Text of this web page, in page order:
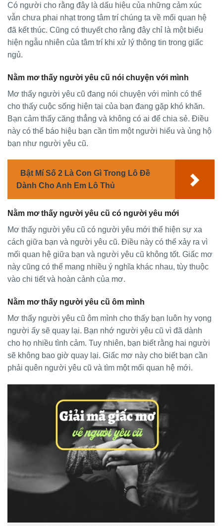
Có người cho rằng đây là dấu hiệu của những cảm xúc
vẫn chưa phai nhạt trong tâm trí chúng ta về mối quan hệ
đã kết thúc. Cũng có thuyết cho rằng đây chỉ là một biểu
hiện ngẫu nhiên của tâm trí khi xử lý thông tin trong giấc
ngủ.
Nằm mơ thấy người yêu cũ nói chuyện với mình
Mơ thấy người yêu cũ đang nói chuyện với mình có thể
cho thấy cuộc sống hiện tại của bạn đang gặp khó khăn.
Bạn cảm thấy căng thẳng và không có ai để chia sẻ. Điều
này có thể báo hiệu bạn cần tìm một người hiểu và ủng hộ
bạn như người yêu cũ.
Bật Mí Số 2 Là Con Gì Trong Lô Đề
Dành Cho Anh Em Lô Thủ
Nằm mơ thấy người yêu cũ có người yêu mới
Mơ thấy người yêu cũ có người yêu mới thể hiện sự xa
cách giữa bạn và người yêu cũ. Điều này có thể xảy ra vì
mối quan hệ giữa bạn và người yêu cũ không tốt. Giấc mơ
này cũng có thể mang nhiều ý nghĩa khác nhau, tùy thuộc
vào chi tiết và hoàn cảnh của mơ.
Nằm mơ thấy người yêu cũ ôm mình
Mơ thấy người yêu cũ ôm mình cho thấy bạn luôn hy vọng
người ấy sẽ quay lại. Bạn nhớ người yêu cũ vì đã dành
cho họ nhiều tình cảm. Tuy nhiên, bạn biết rằng hai người
sẽ không bao giờ quay lại. Giấc mơ này cho biết bạn cần
phải quên người yêu cũ và tìm một mối quan hệ mới.